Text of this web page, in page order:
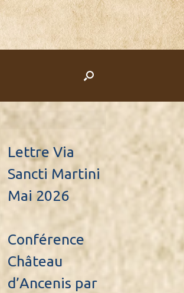
Lettre Via
Sancti Martini
Mai 2026
Conférence
Château
d’Ancenis par